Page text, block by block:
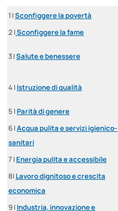
1 | Sconfiggere la povertà
2 | Sconfiggere la fame
3 | Salute e benessere
4 | Istruzione di qualità
5 | Parità di genere
6 | Acqua pulita e servizi igienico-
sanitari
7 | Energia pulita e accessibile
8| Lavoro dignitoso e crescita
economica
9 | Industria, innovazione e